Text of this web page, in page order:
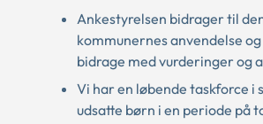
Ankestyrelsen bidrager til
kommunernes anvendelse
bidrage med vurderinger og
Vi har en løbende taskforce i
udsatte børn i en periode på